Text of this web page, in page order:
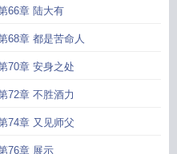
66章 陆大有
68章 都是苦命人
70章 安身之处
72章 不胜酒力
74章 又见师父
76章 展示